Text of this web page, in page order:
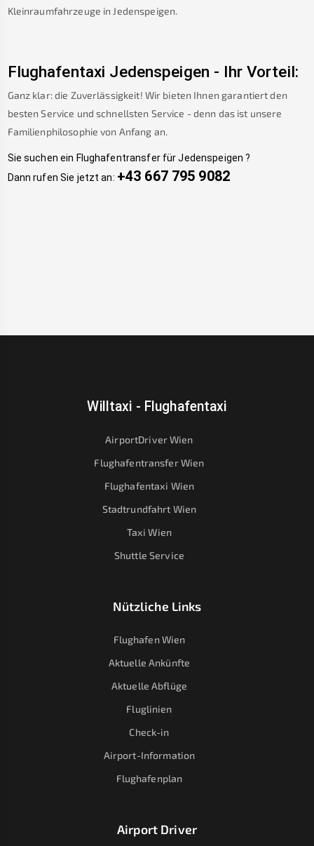
Kleinraumfahrzeuge in Jedenspeigen.
Flughafentaxi Jedenspeigen - Ihr Vorteil:
Ganz klar: die Zuverlässigkeit! Wir bieten Ihnen garantiert den
besten Service und schnellsten Service - denn das ist unsere
Familienphilosophie von Anfang an.
Sie suchen ein Flughafentransfer für Jedenspeigen ?
Dann rufen Sie jetzt an: +43 667 795 9082
Willtaxi - Flughafentaxi
AirportDriver Wien
Flughafentransfer Wien
Flughafentaxi Wien
Stadtrundfahrt Wien
Taxi Wien
Shuttle Service
Nützliche Links
Flughafen Wien
Aktuelle Ankünfte
Aktuelle Abflüge
Fluglinien
Check-in
Airport-Information
Flughafenplan
Airport Driver